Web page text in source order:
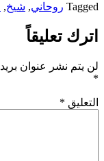
Tagged روحاني, شيخ,
اترك تعليقاً
لن يتم نشر عنوان
*
التعليق *